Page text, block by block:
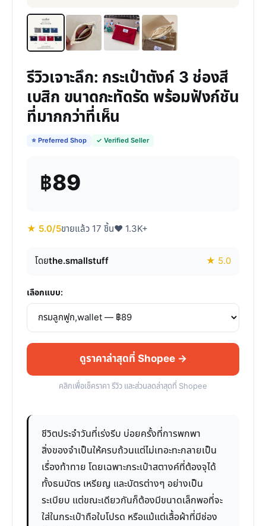
รีวิวเจาะลึก: กระเป๋าตังค์ 3 ช่องสี
เบสิก ขนาดกะทัดรัด พร้อมฟังก์ชัน
ที่มากกว่าที่เห็น
⭐ Preferred Shop ✓ Verified Seller
฿89
★ 5.0/5ขายแล้ว 17 ชิ้น♥ 1.3K+
โดยthe.smallstuff ★ 5.0
เลือกแบบ:
ดูราคาล่าสุดที่ Shopee →
คลิกเพื่อเช็คราคา รีวิว และส่วนลดล่าสุดที่ Shopee
ชีวิตประจำวันที่เร่งรีบ บ่อยครั้งที่การพกพา
สิ่งของจำเป็นให้ครบถ้วนแต่ไม่เทอะทะกลายเป็น
เรื่องท้าทาย โดยเฉพาะกระเป๋าสตางค์ที่ต้องจุได้
ทั้งธนบัตร เหรียญ และบัตรต่างๆ อย่างเป็น
ระเบียบ แต่ขณะเดียวกันก็ต้องมีขนาดเล็กพอที่จะ
ใส่ในกระเป๋าถือใบโปรด หรือแม้แต่เสื้อผ้าที่มีช่อง